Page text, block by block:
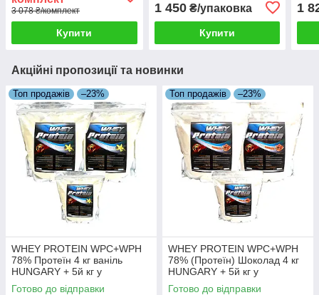
3 078 ₴/комплект
Купити
1 450₴/упаковка
Купити
1
Акційні пропозиції та новинки
Топ продажів –23%
WHEY PROTEIN WPC+WPH
78% Протеїн 4 кг ваніль
HUNGARY + 5й кг у
Подарунок!
Готово до відправки
Топ продажів –23%
WHEY PROTEIN WPC+WPH
78% (Протеїн) Шоколад 4 кг
HUNGARY + 5й кг у
Подарунок!
Готово до відправки